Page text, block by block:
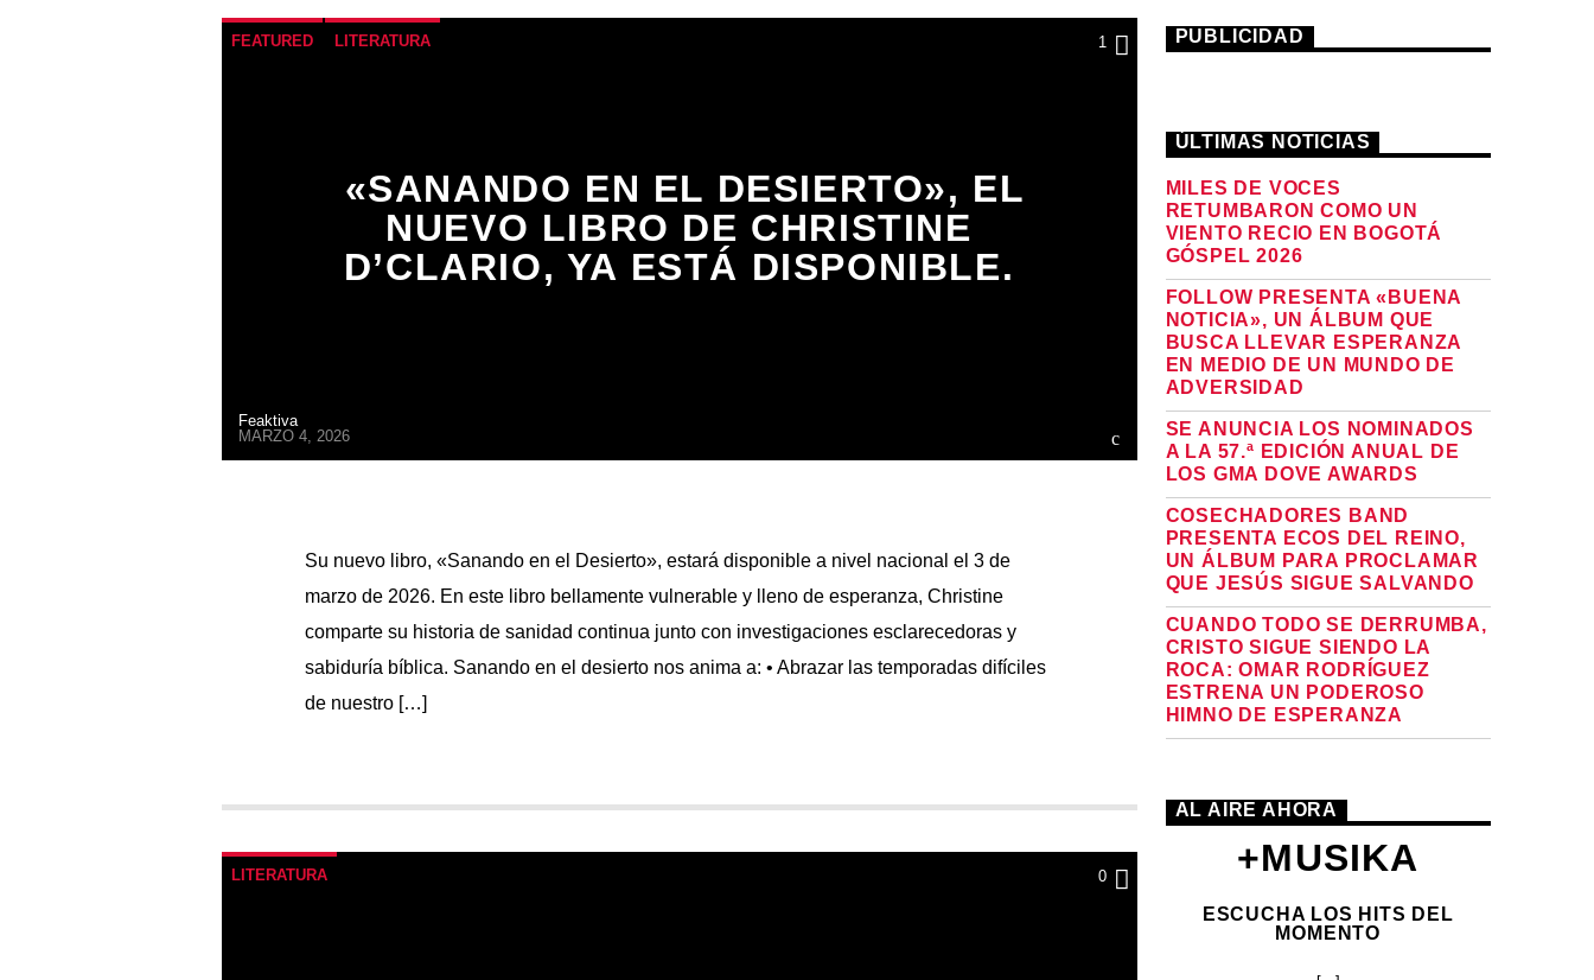
FEATURED LITERATURA 1
«SANANDO EN EL DESIERTO», EL
NUEVO LIBRO DE CHRISTINE
D’CLARIO, YA ESTÁ DISPONIBLE.
Feaktiva
MARZO 4, 2026
Su nuevo libro, «Sanando en el Desierto», estará disponible a nivel nacional el 3 de
marzo de 2026. En este libro bellamente vulnerable y lleno de esperanza, Christine
comparte su historia de sanidad continua junto con investigaciones esclarecedoras y
sabiduría bíblica. Sanando en el desierto nos anima a: • Abrazar las temporadas difíciles
de nuestro […]
LITERATURA 0
PUBLICIDAD
ÚLTIMAS NOTICIAS
MILES DE VOCES
RETUMBARON COMO UN
VIENTO RECIO EN BOGOTÁ
GÓSPEL 2026
FOLLOW PRESENTA «BUENA
NOTICIA», UN ÁLBUM QUE
BUSCA LLEVAR ESPERANZA
EN MEDIO DE UN MUNDO DE
ADVERSIDAD
SE ANUNCIA LOS NOMINADOS
A LA 57.ª EDICIÓN ANUAL DE
LOS GMA DOVE AWARDS
COSECHADORES BAND
PRESENTA ECOS DEL REINO,
UN ÁLBUM PARA PROCLAMAR
QUE JESÚS SIGUE SALVANDO
CUANDO TODO SE DERRUMBA,
CRISTO SIGUE SIENDO LA
ROCA: OMAR RODRÍGUEZ
ESTRENA UN PODEROSO
HIMNO DE ESPERANZA
AL AIRE AHORA
+MUSIKA
ESCUCHA LOS HITS DEL
MOMENTO